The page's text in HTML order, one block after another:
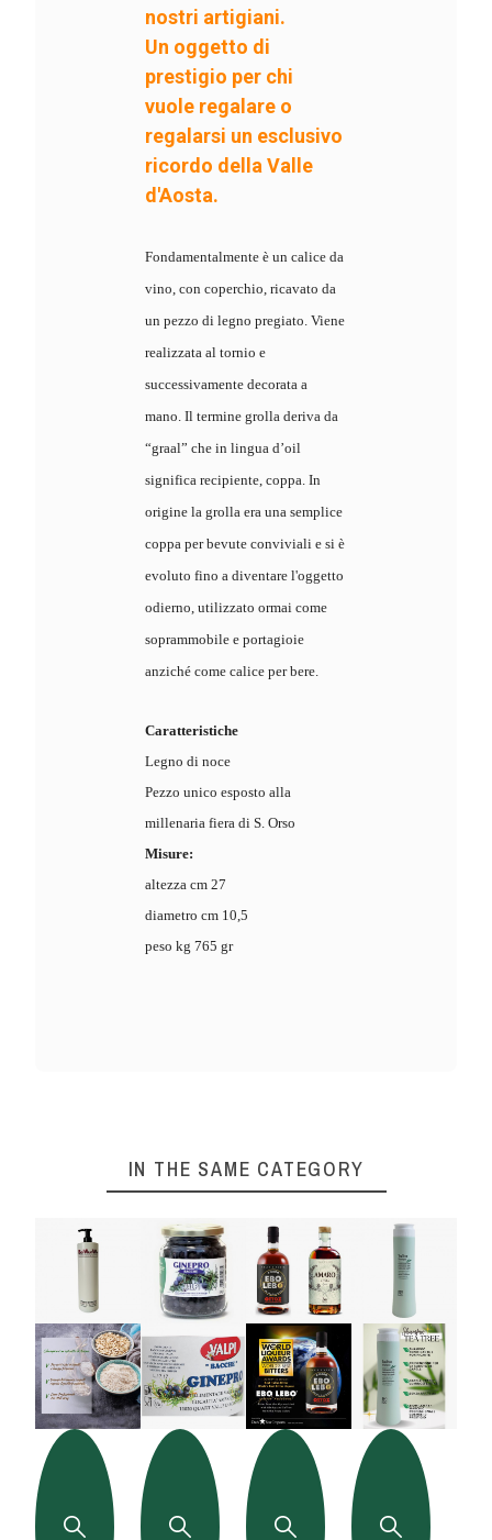
nostri artigiani.
Un oggetto di
prestigio per chi
vuole regalare o
regalarsi un esclusivo
ricordo della Valle
d'Aosta.
Fondamentalmente è un calice da
vino, con coperchio, ricavato da
un pezzo di legno pregiato. Viene
realizzata al tornio e
successivamente decorata a
mano. Il termine grolla deriva da
“graal” che in lingua d’oil
significa recipiente, coppa. In
origine la grolla era una semplice
coppa per bevute conviviali e si è
evoluto fino a diventare l'oggetto
odierno, utilizzato ormai come
soprammobile e portagioie
anziché come calice per bere.
Caratteristiche
Legno di noce
Pezzo unico esposto alla
millenaria fiera di S. Orso
Misure:
altezza cm27
diametro cm 10,5
peso kg 765 gr
IN THE SAME CATEGORY